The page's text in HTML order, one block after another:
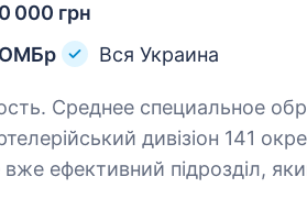
000 грн
Вся Украина
Среднее специальное образование.
дивізіон 141
ефективний підрозділ,